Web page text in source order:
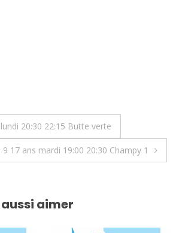
20:30 22:15 Butte verte
17 ans mardi 19:00 20:30 Champy 1
aimer